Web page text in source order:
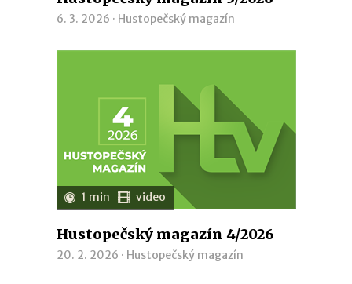
6. 3. 2026 · Hustopečský magazín
1 min video
Hustopečský magazín 4/2026
20. 2. 2026 · Hustopečský magazín